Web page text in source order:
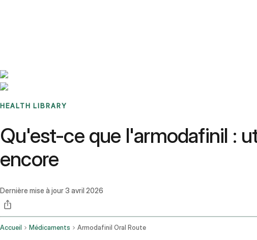
HEALTH LIBRARY
Qu'est-ce que l'armodafinil :
encore
Dernière mise à jour3 avril 2026
Accueil Médicaments Armodafinil Oral Route